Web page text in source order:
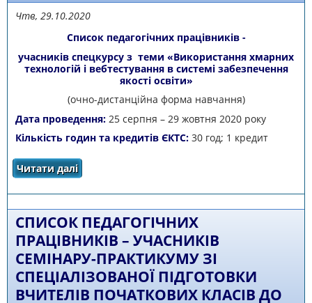
Чтв, 29.10.2020
Список педагогічних працівників -
учасників спецкурсу з теми «Використання хмарних
технологій і вебтестування в системі забезпечення
якості освіти»
(очно-дистанційна форма навчання)
Дата проведення:25 серпня – 29 жовтня 2020 року
Кількість годин та кредитів ЄКТС:30 год; 1 кредит
Читати далі
хмарних технологій і вебтестування в
СПИСОК ПЕДАГОГІЧНИХ
ПРАЦІВНИКІВ – УЧАСНИКІВ
СЕМІНАРУ-ПРАКТИКУМУ ЗІ
СПЕЦІАЛІЗОВАНОЇ ПІДГОТОВКИ
ВЧИТЕЛІВ ПОЧАТКОВИХ КЛАСІВ ДО